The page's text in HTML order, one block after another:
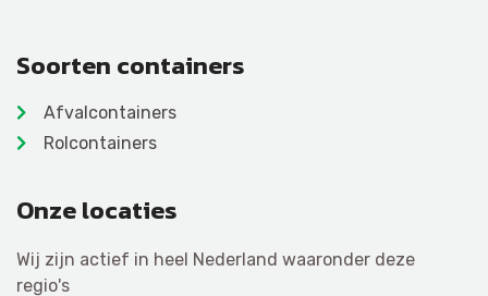
Soorten containers
Afvalcontainers
Rolcontainers
Onze locaties
Wij zijn actief in heel Nederland waaronder deze
regio's